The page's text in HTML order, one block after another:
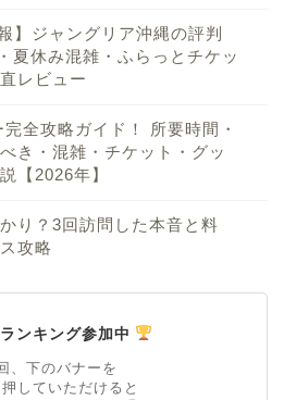
】ジャングリア沖縄の評判
夏休み混雑・ふらっとチケッ
レビュー
全攻略ガイド！ 所要時間・
き・混雑・チケット・グッ
【2026年】
り？3回訪問した本音と料
攻略
ンキング参加中
、下のバナーを
していただけると